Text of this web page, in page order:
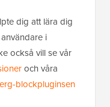
dig att lära dig
i
också vill se vår
och våra
blockpluginsen